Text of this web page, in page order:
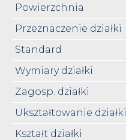
Powierzchnia
Przeznaczenie działki
Standard
Wymiary działki
Zagosp. działki
Ukształtowanie działki
Kształt działki